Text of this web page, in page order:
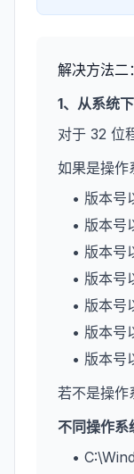
解决方法二
1、从系统
对于 32 位
如果是操作
• 版本号
• 版本号
• 版本号
• 版本号
• 版本号
• 版本号
• 版本号
若不是操作
不同操作系
•